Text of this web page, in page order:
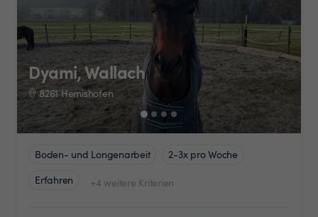
Dyami, Wallach
8261 Hemishofen
Boden- und Longenarbeit
2-3x pro Woche
Erfahren
+4 weitere Kriterien